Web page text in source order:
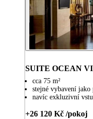
SUITE OCEAN
cca 75 m²
stejné vybavení
navíc exkluzivní
+26 120 Kč /pokoj